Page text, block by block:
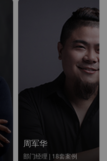
周军华
部门经理 | 18套案例